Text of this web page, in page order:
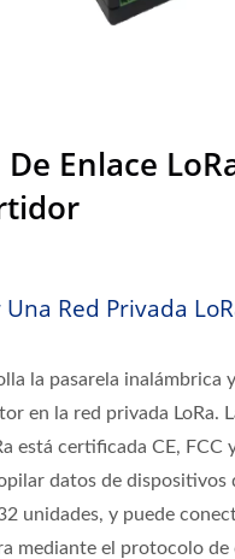
Enlace
Red Privada
la pasarela inalámbrica
en la red privada LoRa.
está certificada CE, FCC
datos de dispositivos
unidades, y puede
mediante el protocolo de